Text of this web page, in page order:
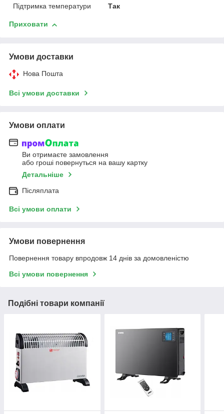
Підтримка температури
Так
Приховати
Умови доставки
Нова Пошта
Всі умови доставки
Умови оплати
Ви отримаєте замовлення
або гроші повернуться на вашу картку
Детальніше
Післяплата
Всі умови оплати
Умови повернення
Повернення товару впродовж 14 днів за домовленістю
Всі умови повернення
Подібні товари компанії